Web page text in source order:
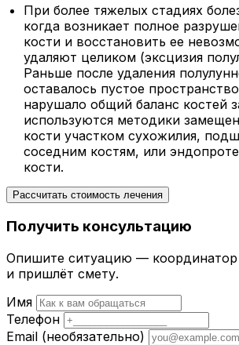
При более тяжелых стадиях
когда возникает полное
кости и восстановить ее
удаляют целиком (эксцизия
Раньше после удаления
оставалось пустое
нарушало общий баланс костей
используются методики
кости участком сухожилия,
соседним костям, или
кости.
Рассчитать стоимость лечения
Получить консультацию
Опишите ситуацию — координатор
и пришлёт смету.
Имя
Телефон
Email (необязательно)